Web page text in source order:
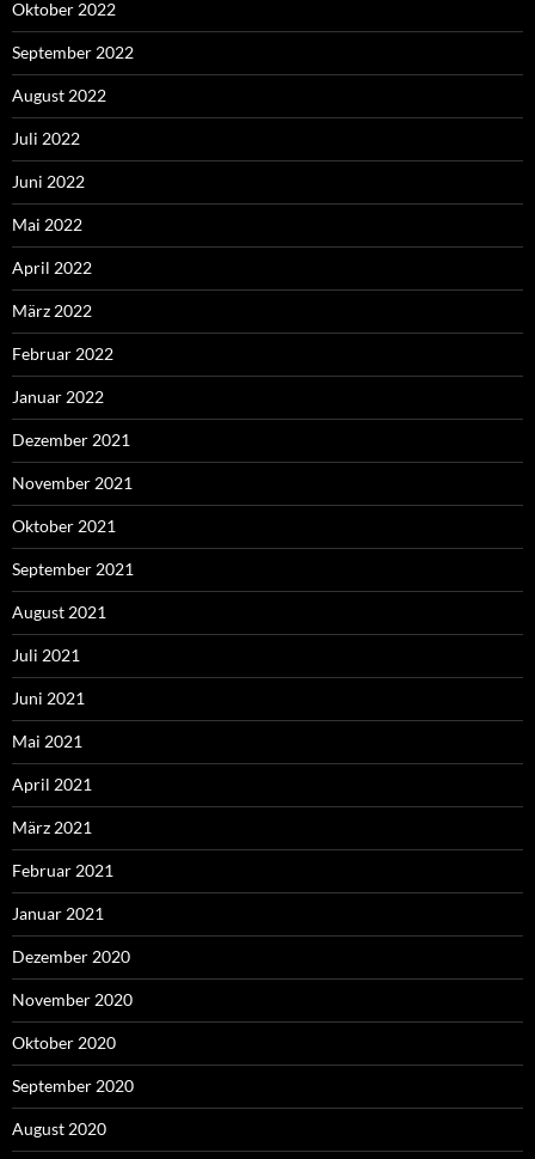
Oktober 2022
September 2022
August 2022
Juli 2022
Juni 2022
Mai 2022
April 2022
März 2022
Februar 2022
Januar 2022
Dezember 2021
November 2021
Oktober 2021
September 2021
August 2021
Juli 2021
Juni 2021
Mai 2021
April 2021
März 2021
Februar 2021
Januar 2021
Dezember 2020
November 2020
Oktober 2020
September 2020
August 2020